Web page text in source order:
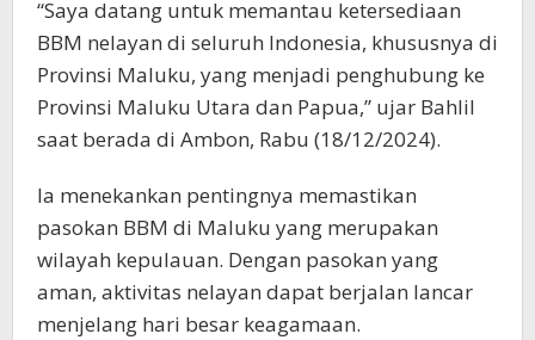
“Saya datang untuk memantau ketersediaan
BBM nelayan di seluruh Indonesia, khususnya di
Provinsi Maluku, yang menjadi penghubung ke
Provinsi Maluku Utara dan Papua,” ujar Bahlil
saat berada di Ambon, Rabu (18/12/2024).
Ia menekankan pentingnya memastikan
pasokan BBM di Maluku yang merupakan
wilayah kepulauan. Dengan pasokan yang
aman, aktivitas nelayan dapat berjalan lancar
menjelang hari besar keagamaan.